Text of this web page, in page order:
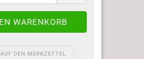
AUF DEN MERKZETTEL